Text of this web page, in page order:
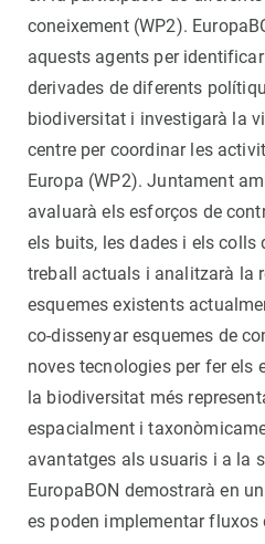
coneixement (WP2).
aquests agents per
derivades de diferents
biodiversitat i investigarà la
centre per coordinar les
Europa (WP2). Juntament
avaluarà els esforços de
els buits, les dades i els
treball actuals i analitzarà la
esquemes existents
co-dissenyar esquemes de
noves tecnologies per fer els
la biodiversitat més
espacialment i
avantatges als usuaris i a la
EuropaBON demostrarà en
es poden implementar